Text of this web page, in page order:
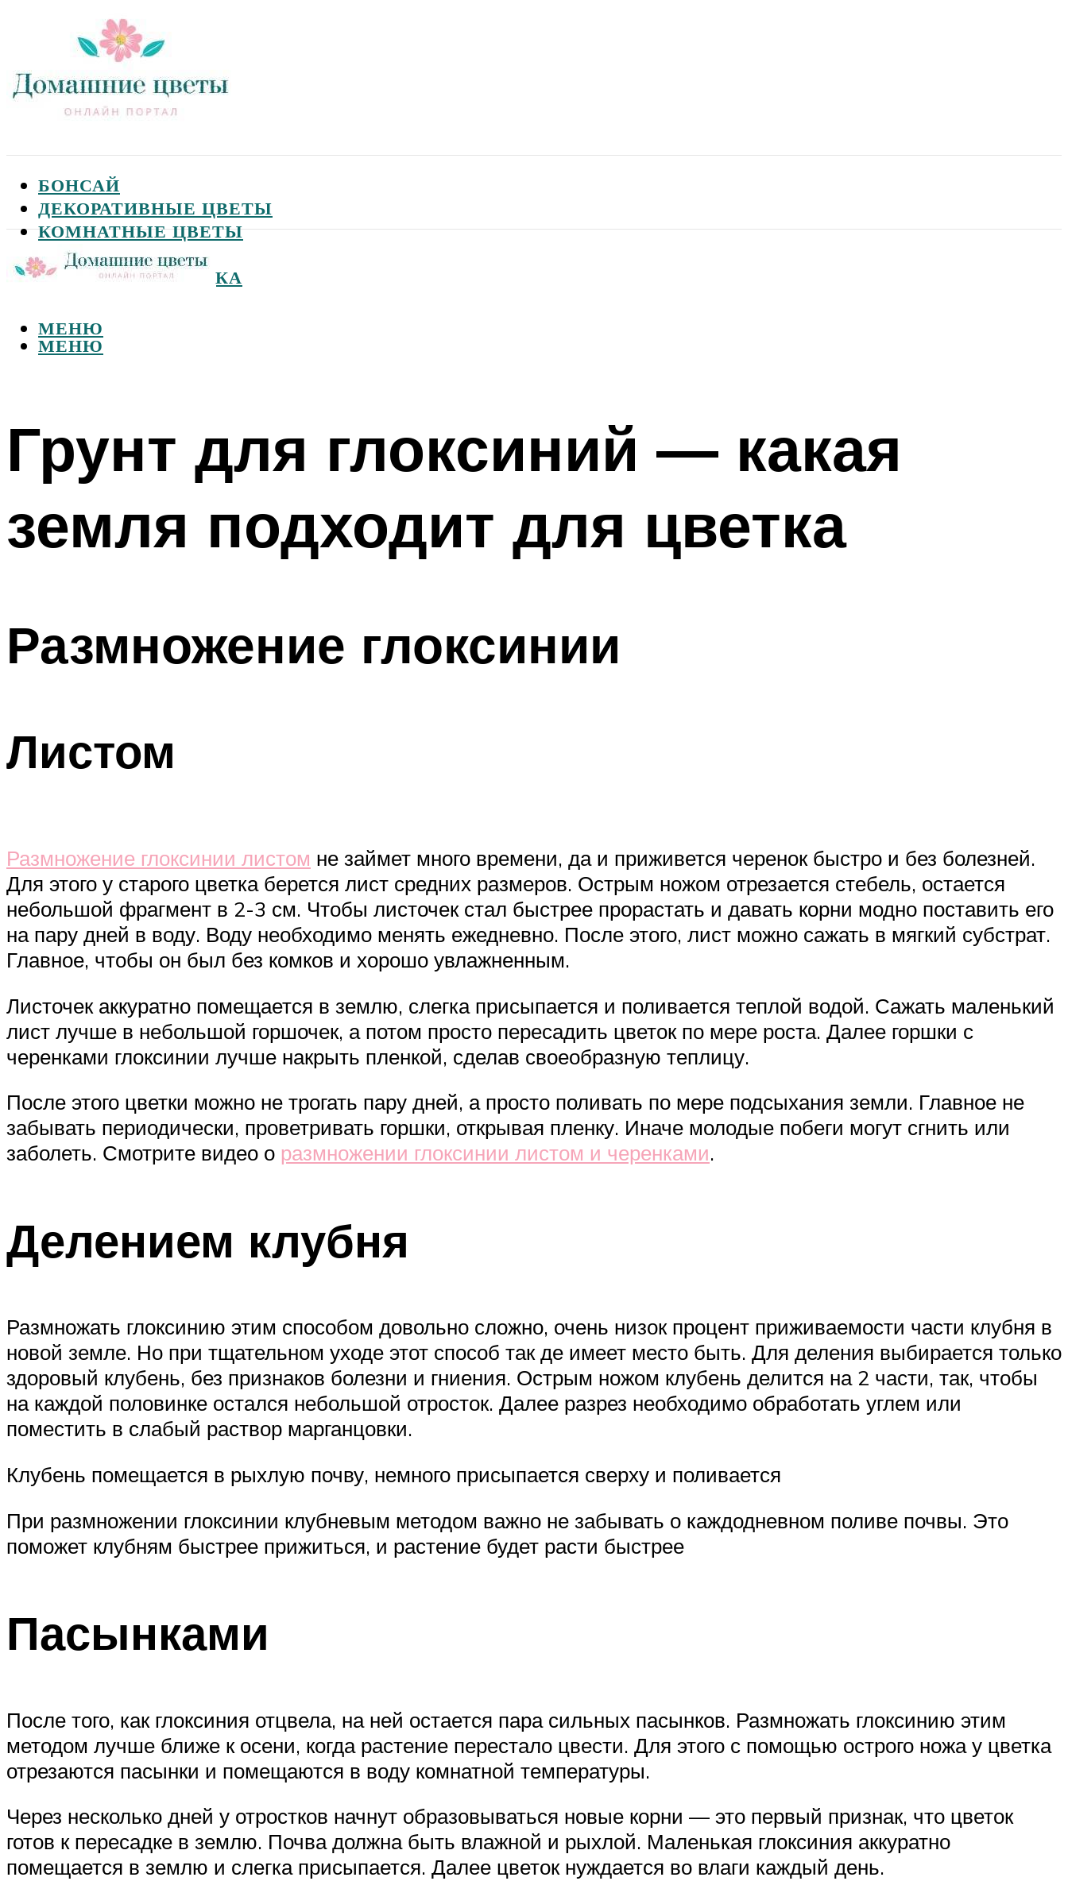
БОНСАЙ
ДЕКОРАТИВНЫЕ ЦВЕТЫ
КОМНАТНЫЕ ЦВЕТЫ
САДОВЫЕ ЦВЕТЫ
СЕМЕНА И ПОСАДКА
МЕНЮ
МЕНЮ
Грунт для глоксиний — какая
земля подходит для цветка
Размножение глоксинии
Листом
Размножение глоксинии листом не займет много времени, да и приживется черенок быстро и без болезней.
Для этого у старого цветка берется лист средних размеров. Острым ножом отрезается стебель, остается
небольшой фрагмент в 2-3 см. Чтобы листочек стал быстрее прорастать и давать корни модно поставить его
на пару дней в воду. Воду необходимо менять ежедневно. После этого, лист можно сажать в мягкий субстрат.
Главное, чтобы он был без комков и хорошо увлажненным.
Листочек аккуратно помещается в землю, слегка присыпается и поливается теплой водой. Сажать маленький
лист лучше в небольшой горшочек, а потом просто пересадить цветок по мере роста. Далее горшки с
черенками глоксинии лучше накрыть пленкой, сделав своеобразную теплицу.
После этого цветки можно не трогать пару дней, а просто поливать по мере подсыхания земли. Главное не
забывать периодически, проветривать горшки, открывая пленку. Иначе молодые побеги могут сгнить или
заболеть. Смотрите видео о размножении глоксинии листом и черенками.
Делением клубня
Размножать глоксинию этим способом довольно сложно, очень низок процент приживаемости части клубня в
новой земле. Но при тщательном уходе этот способ так де имеет место быть. Для деления выбирается только
здоровый клубень, без признаков болезни и гниения. Острым ножом клубень делится на 2 части, так, чтобы
на каждой половинке остался небольшой отросток. Далее разрез необходимо обработать углем или
поместить в слабый раствор марганцовки.
Клубень помещается в рыхлую почву, немного присыпается сверху и поливается
При размножении глоксинии клубневым методом важно не забывать о каждодневном поливе почвы. Это
поможет клубням быстрее прижиться, и растение будет расти быстрее
Пасынками
После того, как глоксиния отцвела, на ней остается пара сильных пасынков. Размножать глоксинию этим
методом лучше ближе к осени, когда растение перестало цвести. Для этого с помощью острого ножа у цветка
отрезаются пасынки и помещаются в воду комнатной температуры.
Через несколько дней у отростков начнут образовываться новые корни — это первый признак, что цветок
готов к пересадке в землю. Почва должна быть влажной и рыхлой. Маленькая глоксиния аккуратно
помещается в землю и слегка присыпается. Далее цветок нуждается во влаги каждый день.